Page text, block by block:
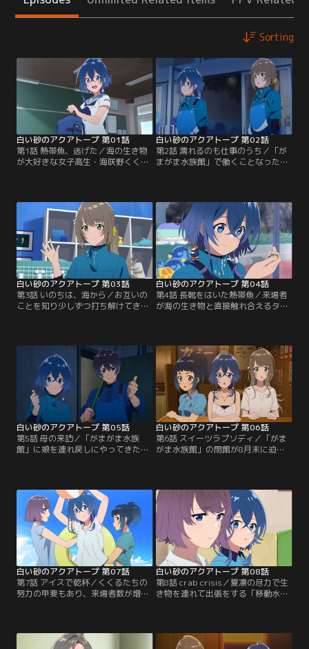
Sorting
白い砂のアクアトープ 第01話
第1話 熱帯魚、逃げた／海の生き物
が大好きな女子高生・海咲野くく
守るために、夏休み中も仕事に励ん
でいた。一方、アイドルを辞めた宮
沢風花は、あてもなく沖縄へとやっ
てきたが、偶然通りかかった観光協
会の久高夏凛に「がまがま水族館」
へと案内してもらう。【提供：バン
ダイチャンネル】
白い砂のアクアトープ 第02話
第2話 濡れるのも仕事のうち／「が
まがま水族館」で働くことなった風
め、夏休みが最後の勝負とより一層
仕事へのやる気を見せるくくる。翌
日、風花はくくるから水族館の仕事
の厳しさを教わりながらも、2人で
ペンギンのエサやりショーを行う
が…！？【提供：バンダイチャンネ
ル】
白い砂のアクアトープ 第03話
第3話 いのちは、海から／お互いの
ことを知り少しずつ打ち解けてきた
時の失敗を感じさせないほど手際よ
く仕事をこなしていく。一方くくる
は1羽のペンギンの異変に気がつ
く。命を預かることの重責から不安
になった彼女はおじいの帰りを待て
ず…。【提供：バンダイチャンネ
ル】
白い砂のアクアトープ 第04話
第4話 長靴をはいた熱帯魚／来場者
が海の生き物と直接触れ合えるタッ
育員の屋嘉間志空也や幼なじみの仲
村櫂にも手伝ってもらいテキパキと
指示を出していく。一方、案内係を
任された風花は、人前に立つことを
不安に感じつつも懸命に準備をす
る。【提供：バンダイチャンネル】
白い砂のアクアトープ 第05話
第5話 母の来訪／「がまがま水族
館」に娘を連れ戻しにやってきた風
てがなくなった風花は、ふらりと立
ち寄った、くくるの友達である照屋
月美が手伝うごはん屋「カメー」で
ある人物と再会する。一方、残され
たくくるは、絵里を足止めするため
に様々な作戦を実行していた。【提
供：バンダイチャンネル】
白い砂のアクアトープ 第06話
第6話 スイーツラプソディ／「がま
がま水族館」の閉館が8月末に迫り
言葉がきっかけでオリジナルスイー
ツ作りに挑戦することに。月美の力
も借りて、3人は「がまがま水族
館」の新たな名物開発に励む。その
後、無事メニューも決まり…。【提
供：バンダイチャンネル】
白い砂のアクアトープ 第07話
第7話 アイスで乾杯／くくるたちの
努力の甲斐もあり、来場者数が増え
案をしたことで、空也と揉めてしま
白い砂のアクアトープ 第08話
第8話 crab crisis／夏凛の尽力で生
き物を連れて出張をする「移動水族
看護師長・金城の元に挨拶に向かう